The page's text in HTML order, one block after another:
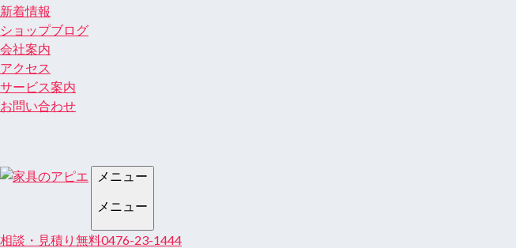
新着情報
ショップブログ
会社案内
アクセス
サービス案内
お問い合わせ
メニュー
メニュー
相談・見積り無料0476-23-1444